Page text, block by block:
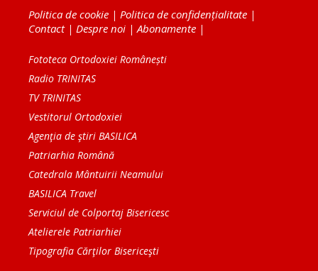
Politica de cookie | Politica de confidențialitate |
Contact| Despre noi |Abonamente |
Fototeca Ortodoxiei Românești
Radio TRINITAS
TV TRINITAS
Vestitorul Ortodoxiei
Agenţia de ştiri BASILICA
Patriarhia Română
Catedrala Mântuirii Neamului
BASILICA Travel
Serviciul de Colportaj Bisericesc
Atelierele Patriarhiei
Tipografia Cărţilor Bisericeşti